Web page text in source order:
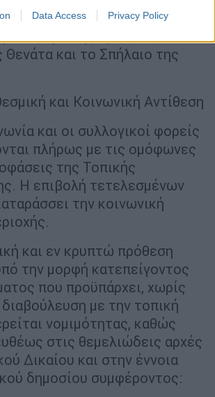
Data Access Privacy Policy
και λειτουργική σύνδεση με
Θενάτα και το Σπήλαιο της
και Κοινωνική Αντίθεση
και οι συλλογικοί φορείς
πλήρως με τις ομόφωνες
της Τοπικής
Η επιβολή τετελεσμένων
την κοινωνική
και εν κρυπτώ πρόθεση
την μορφή κατεπείγοντος
που προϋπάρχει, χωρίς
με την τοπική
νομιμότητας, καθώς
στις θεμελιώδεις αρχές
Δικαίου και στην έννοια
δημοσίου συμφέροντος: